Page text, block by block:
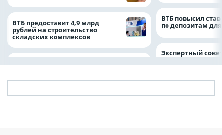
ВТБ предоставит 4,9 млрд
рублей на строительство
складских комплексов
ВТБ повысил
по депозитам
Экспертный